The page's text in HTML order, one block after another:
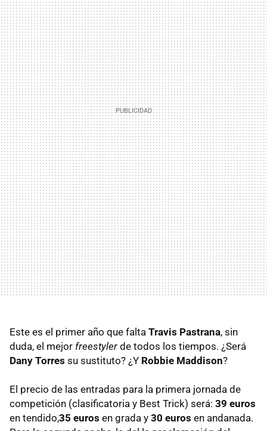
Este es el primer año que falta Travis Pastrana, sin
duda, el mejor freestyler de todos los tiempos. ¿Será
Dany Torres su sustituto? ¿Y Robbie Maddison?
El precio de las entradas para la primera jornada de
competición (clasificatoria y Best Trick) será: 39 euros
en tendido,35 euros en grada y 30 euros en andanada.